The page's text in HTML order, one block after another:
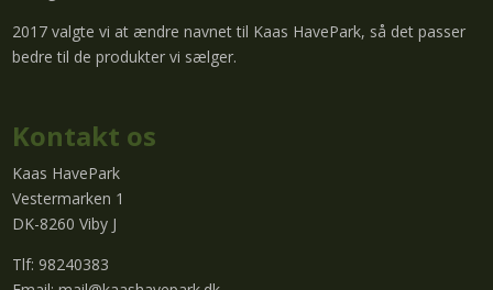
2017 valgte vi at ændre navnet til Kaas HavePark, så det passer
bedre til de produkter vi sælger.
Kontakt os
Kaas HavePark
Vestermarken 1
DK-8260 Viby J
Tlf: 98240383